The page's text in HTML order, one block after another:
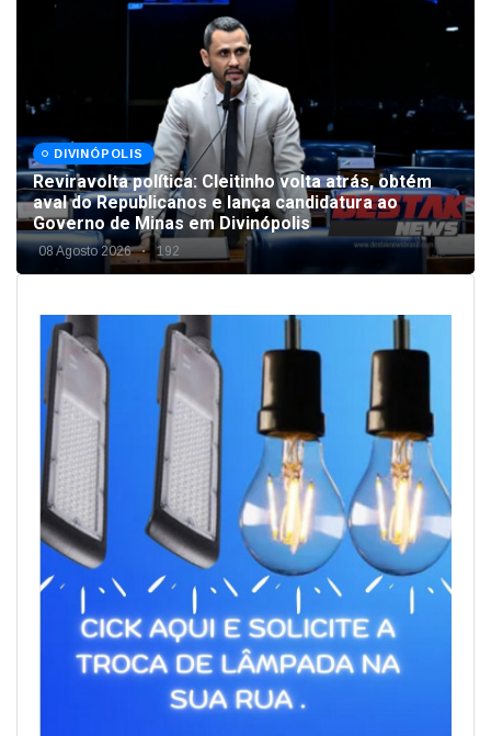
DIVINÓPOLIS
Reviravolta política: Cleitinho volta atrás, obtém
aval do Republicanos e lança candidatura ao
Governo de Minas em Divinópolis
08 Agosto 2026 192